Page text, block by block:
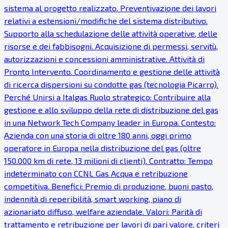
sistema al progetto realizzato. Preventivazione dei lavori
relativi a estensioni/modifiche del sistema distributivo.
Supporto alla schedulazione delle attività operative, delle
risorse e dei fabbisogni. Acquisizione di permessi, servitù,
autorizzazioni e concessioni amministrative. Attività di
Pronto Intervento. Coordinamento e gestione delle attività
di ricerca dispersioni su condotte gas (tecnologia Picarro).
Perché Unirsi a Italgas Ruolo strategico: Contribuire alla
gestione e allo sviluppo della rete di distribuzione del gas
in una Network Tech Company leader in Europa. Contesto:
Azienda con una storia di oltre 180 anni, oggi primo
operatore in Europa nella distribuzione del gas (oltre
150.000 km di rete, 13 milioni di clienti). Contratto: Tempo
indeterminato con CCNL Gas Acqua e retribuzione
competitiva. Benefici: Premio di produzione, buoni pasto,
indennità di reperibilità, smart working, piano di
azionariato diffuso, welfare aziendale. Valori: Parità di
trattamento e retribuzione per lavori di pari valore, criteri